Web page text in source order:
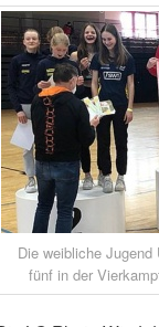
Die weibliche
fünf in der